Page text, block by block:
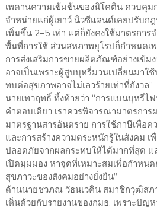
เพดานความเข้มข้นของนิโคติน ควบคุ
จำหน่ายแก่ผู้เยาว์ นิวซีแลนด์เคยปรับก
เพิ่มขึ้น 2–5 เท่า แต่ก็ยังคงใช้มาตรกา
พื้นที่การใช้ ส่วนสหภาพยุโรปก็กำหนด
การส่งเสริมการขายผลิตภัณฑ์อย่างเข้ม
อาจเป็นเพราะผู้สูบบุหรี่มวนเปลี่ยนมาใ
ทบต่อสุขภาพอาจไม่เลวร้ายเท่าที่กังวล”
นายเทวฤทธิ์ ทิ้งท้ายว่า “การแบนบุหรี่ไ
คำตอบเดียว เราควรพิจารณามาตรกา
มาตรฐานสารอันตราย การใช้ภาษีเพื่อ
และการสร้างความตระหนักรู้ในสังคม
ปลอดภัยจากผลกระทบให้ได้มากที่สุด แ
เปิดมุมมอง หาจุดที่เหมาะสมเพื่อกำหน
สุขภาวะของสังคมอย่างยั่งยืน”
ด้านนายชวภณ วัธนเวคิน สมาชิกวุฒิสภ
เห็นด้วยกับรายงานของกมธ. เพราะปัญ